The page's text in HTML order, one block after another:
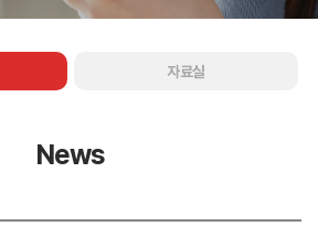
자료실
News